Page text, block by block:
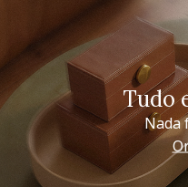
Tudo
Nada